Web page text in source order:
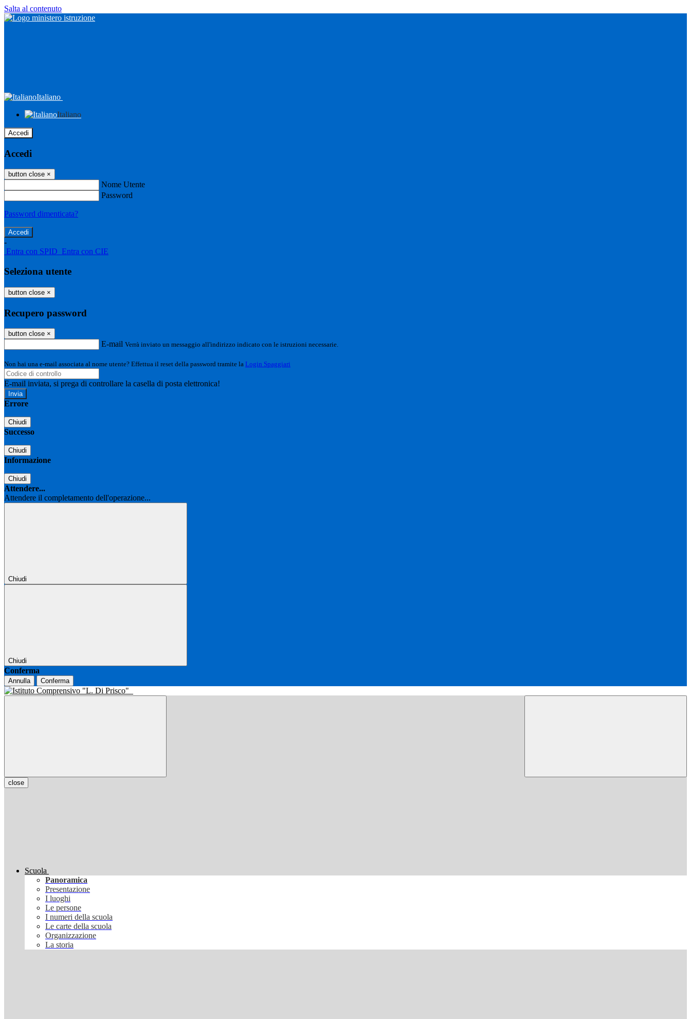
Salta al contenuto
Italiano
Italiano
Accedi
Accedi
button close ×
Nome Utente
Password
Password dimenticata?
-
Entra con SPID Entra con CIE
Seleziona utente
button close ×
Recupero password
button close ×
E-mail Verrà inviato un messaggio all'indirizzo indicato con le istruzioni necessarie.
Non hai una e-mail associata al nome utente? Effettua il reset della password tramite la Login Spaggiari
E-mail inviata, si prega di controllare la casella di posta elettronica!
Errore
Chiudi
Successo
Chiudi
Informazione
Chiudi
Attendere...
Attendere il completamento dell'operazione...
Chiudi
Chiudi
Conferma
Annulla Conferma
close
Scuola
Panoramica
Presentazione
I luoghi
Le persone
I numeri della scuola
Le carte della scuola
Organizzazione
La storia